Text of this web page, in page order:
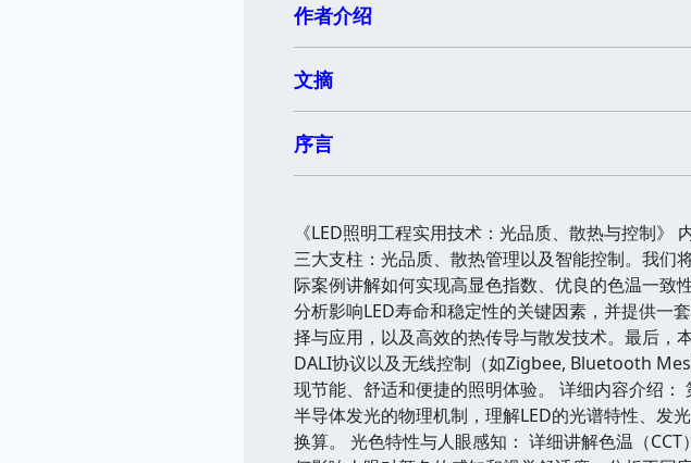
作者介绍
文摘
序言
《LED照明工程实用技术：光品质、散热与控制
三大支柱：光品质、散热管理以及智能控制。我们
际案例讲解如何实现高显色指数、优良的色温一致
分析影响LED寿命和稳定性的关键因素，并提供一
择与应用，以及高效的热传导与散发技术。最后，
DALI协议以及无线控制（如Zigbee, Bluetooth
现节能、舒适和便捷的照明体验。 详细内容介绍
半导体发光的物理机制，理解LED的光谱特性、发
换算。 光色特性与人眼感知： 详细讲解色温（